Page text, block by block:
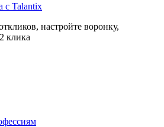
с Talantix
настройте воронку,
клика